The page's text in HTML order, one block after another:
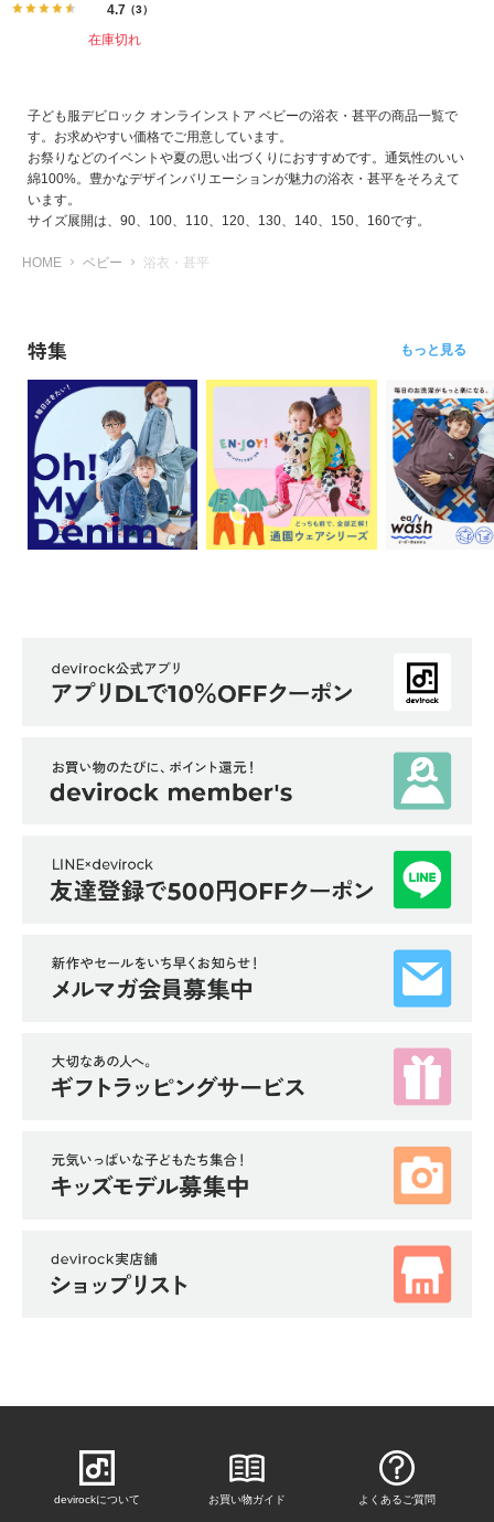
ル
プ
デ
ビ
ッ
い
て
お
買
い
物
4.7（3）
在庫切れ
子ども服デビロック オンラインストア ベビーの浴衣・甚平の商品一覧で
す。お求めやすい価格でご用意しています。
お祭りなどのイベントや夏の思い出づくりにおすすめです。通気性のいい
綿100%。豊かなデザインバリエーションが魅力の浴衣・甚平をそろえて
います。
サイズ展開は、90、100、110、120、130、140、150、160です。
HOME ベビー 浴衣・甚平
特集 もっと見る
devirockについて お買い物ガイド よくあるご質問